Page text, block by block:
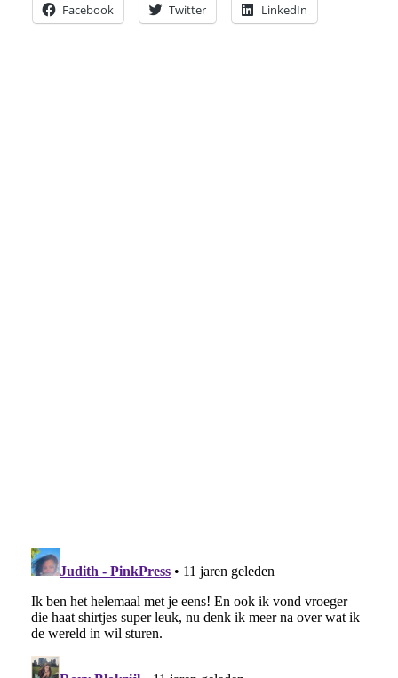
Facebook Twitter LinkedIn